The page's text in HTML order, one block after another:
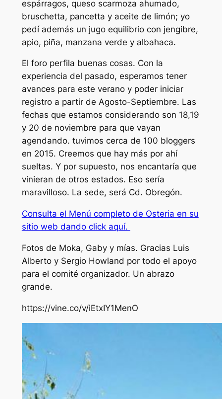
espárragos, queso scarmoza ahumado,
bruschetta, pancetta y aceite de limón; yo
pedí además un jugo equilibrio con jengibre,
apio, piña, manzana verde y albahaca.
El foro perfila buenas cosas. Con la
experiencia del pasado, esperamos tener
avances para este verano y poder iniciar
registro a partir de Agosto-Septiembre. Las
fechas que estamos considerando son 18,19
y 20 de noviembre para que vayan
agendando. tuvimos cerca de 100 bloggers
en 2015. Creemos que hay más por ahí
sueltas. Y por supuesto, nos encantaría que
vinieran de otros estados. Eso sería
maravilloso. La sede, será Cd. Obregón.
Consulta el Menú completo de Osteria en su
sitio web dando click aquí.
Fotos de Moka, Gaby y mías. Gracias Luis
Alberto y Sergio Howland por todo el apoyo
para el comité organizador. Un abrazo
grande.
https://vine.co/v/iEtxIY1MenO